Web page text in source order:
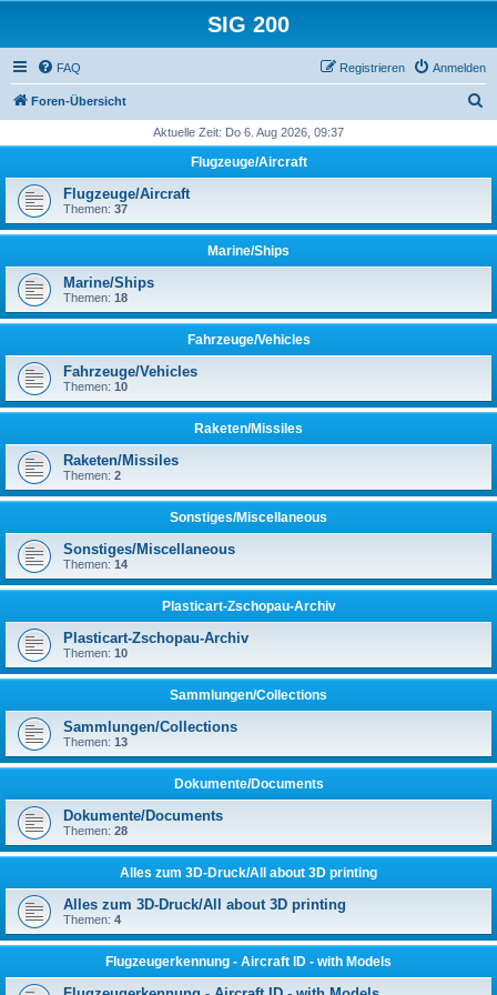
SIG 200
FAQ Anmelden
Registrieren
Foren-Übersicht
h
Aktuelle Zeit: Do 6. Aug 2026, 09:37
Flugzeuge/Aircraft
Flugzeuge/Aircraft
Themen: 37
Marine/Ships
Marine/Ships
Themen: 18
Fahrzeuge/Vehicles
Fahrzeuge/Vehicles
Themen: 10
Raketen/Missiles
Raketen/Missiles
Themen: 2
Sonstiges/Miscellaneous
Sonstiges/Miscellaneous
Themen: 14
Plasticart-Zschopau-Archiv
Plasticart-Zschopau-Archiv
Themen: 10
Sammlungen/Collections
Sammlungen/Collections
Themen: 13
Dokumente/Documents
Dokumente/Documents
Themen: 28
Alles zum 3D-Druck/All about 3D printing
Alles zum 3D-Druck/All about 3D printing
Themen: 4
Flugzeugerkennung - Aircraft ID - with Models